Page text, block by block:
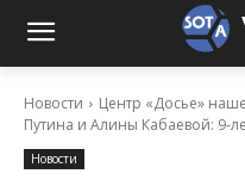
Новости
Центр «Досье»
Путина и Алины Кабаевой: 9-
Новости